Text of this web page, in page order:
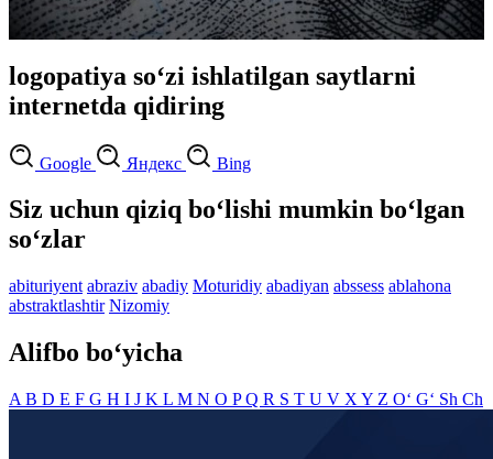
logopatiya so‘zi ishlatilgan saytlarni
internetda qidiring
Google Яндекс Bing
Siz uchun qiziq bo‘lishi mumkin bo‘lgan
so‘zlar
abituriyent abraziv abadiy Moturidiy abadiyan abssess ablahona
abstraktlashtir Nizomiy
Alifbo bo‘yicha
A B D E F G H I J K L M N O PQ R S T U V X Y Z O‘ G‘ Sh Ch